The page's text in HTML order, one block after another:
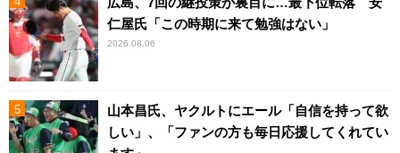
仁屋氏「この時期に来て勉強はない」
2026.08.06
山本昌氏、ヤクルトにエール「自信を持って欲
しい」、「ファンの方も毎日応援してくれてい